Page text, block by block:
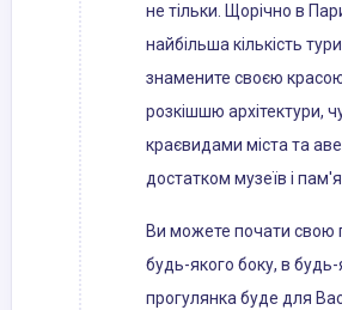
не тільки. Щорічно в
найбільша кількість
знамените своєю
розкішшю архітектури,
краєвидами міста та
достатком музеїв і
Ви можете почати свою
будь-якого боку, в
прогулянка буде для